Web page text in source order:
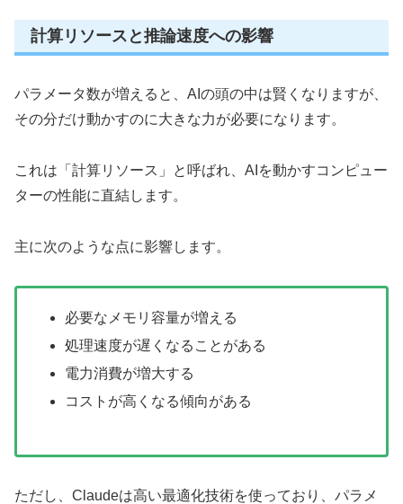
計算リソースと推論速度への影響
パラメータ数が増えると、AIの頭の中は賢くなりますが、
その分だけ動かすのに大きな力が必要になります。
これは「計算リソース」と呼ばれ、AIを動かすコンピュー
ターの性能に直結します。
主に次のような点に影響します。
必要なメモリ容量が増える
処理速度が遅くなることがある
電力消費が増大する
コストが高くなる傾向がある
ただし、Claudeは高い最適化技術を使っており、パラメ